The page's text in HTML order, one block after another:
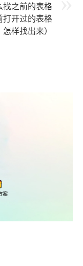
找之前的表格
打开过的表格
怎样找出来）